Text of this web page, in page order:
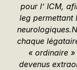
pour l’ ICM,
leg permettant
neurologiques.
chaque
« ordinaire »
devenus